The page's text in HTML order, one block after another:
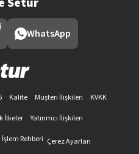
WhatsApp
Kalite Müşteri İlişkileri
KVKK
İlkeler
Yatırımcı İlişkileri
İşlem Rehberi Çerez Ayarları